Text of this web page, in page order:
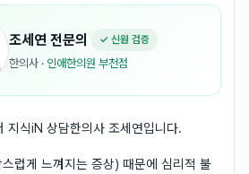
조세연 전문의 ✓ 신원 검증
한의사 · 인애한의원 부천점
지식iN 상담한의사 조세연입니다.
럽게 느껴지는 증상) 때문에 심리적 불